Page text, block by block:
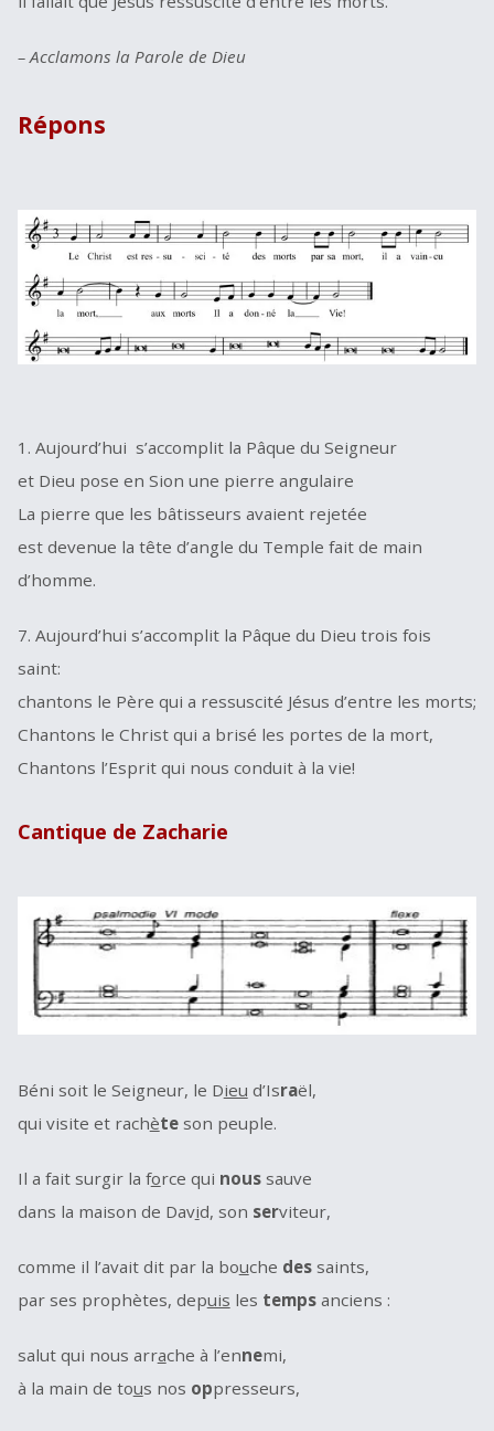
– Acclamons la Parole de Dieu
Répons
1. Aujourd’hui s’accomplit la Pâque du Seigneur
et Dieu pose en Sion une pierre angulaire
La pierre que les bâtisseurs avaient rejetée
est devenue la tête d’angle du Temple fait de main
d’homme.
7. Aujourd’hui s’accomplit la Pâque du Dieu trois fois
saint:
chantons le Père qui a ressuscité Jésus d’entre les morts;
Chantons le Christ qui a brisé les portes de la mort,
Chantons l’Esprit qui nous conduit à la vie!
Cantique de Zacharie
Béni soit le Seigneur, le Dieu d’Israël,
qui visite et rachèteson peuple.
Il a fait surgir la force qui noussauve
dans la maison de David, son serviteur,
comme il l’avait dit par la bouche dessaints,
par ses prophètes, depuis les tempsanciens :
salut qui nous arrache à l’ennemi,
à la main de tous nos oppresseurs,